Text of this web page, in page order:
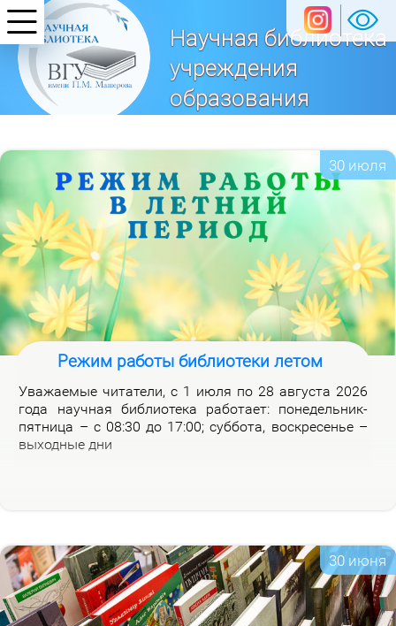
Научная библиотека
учреждения
образования
государственный университет
имени П. М. Машерова»
30 июля
Режим работы библиотеки летом
Ува­жа­е­мые чи­та­те­ли, с 1 июля по 28 ав­гу­ста 2026
го­да на­уч­ная биб­лио­те­ка ра­бо­та­ет: по­не­дель­ник-
пят­ни­ца – с 08:30 до 17:00; суб­бо­та, вос­кре­се­нье –
вы­ход­ные дни
30 июня